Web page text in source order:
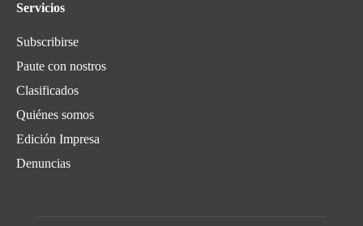
Servicios
Subscribirse
Paute con nostros
Clasificados
Quiénes somos
Edición Impresa
Denuncias